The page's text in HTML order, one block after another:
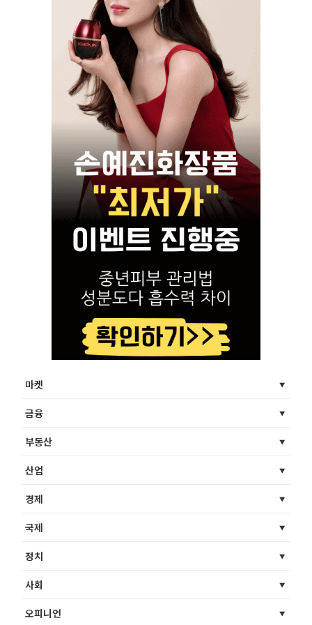
마켓
금융
부동산
산업
경제
국제
정치
사회
오피니언